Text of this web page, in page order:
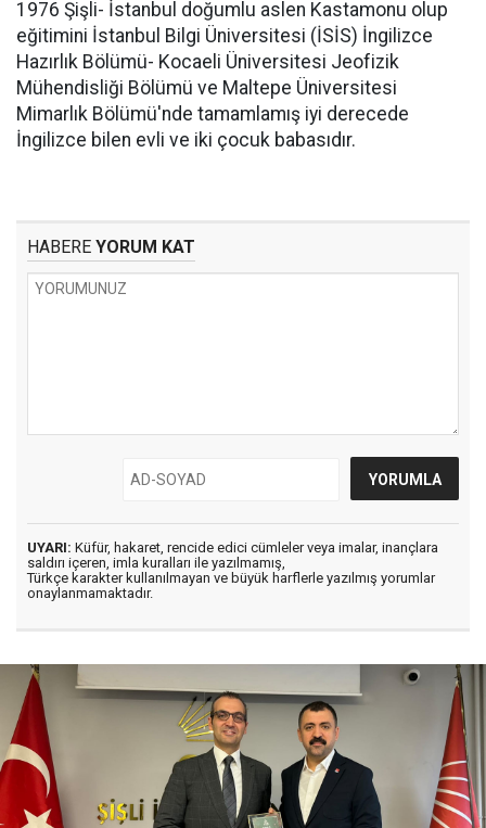
1976 Şişli- İstanbul doğumlu aslen Kastamonu olup
eğitimini İstanbul Bilgi Üniversitesi (İSİS) İngilizce
Hazırlık Bölümü- Kocaeli Üniversitesi Jeofizik
Mühendisliği Bölümü ve Maltepe Üniversitesi
Mimarlık Bölümü'nde tamamlamış iyi derecede
İngilizce bilen evli ve iki çocuk babasıdır.
HABERE YORUM KAT
UYARI: Küfür, hakaret, rencide edici cümleler veya imalar, inançlara
saldırı içeren, imla kuralları ile yazılmamış,
Türkçe karakter kullanılmayan ve büyük harflerle yazılmış yorumlar
onaylanmamaktadır.